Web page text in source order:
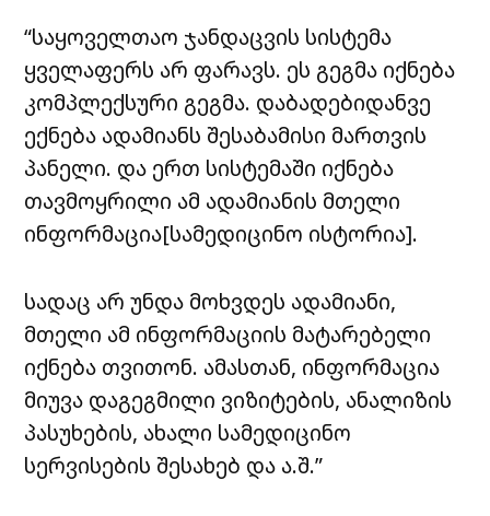
“საყოველთაო ჯანდაცვის სისტემა
ყველაფერს არ ფარავს. ეს გეგმა იქნება
კომპლექსური გეგმა. დაბადებიდანვე
ექნება ადამიანს შესაბამისი მართვის
პანელი. და ერთ სისტემაში იქნება
თავმოყრილი ამ ადამიანის მთელი
ინფორმაცია[სამედიცინო ისტორია].
სადაც არ უნდა მოხვდეს ადამიანი,
მთელი ამ ინფორმაციის მატარებელი
იქნება თვითონ. ამასთან, ინფორმაცია
მიუვა დაგეგმილი ვიზიტების, ანალიზის
პასუხების, ახალი სამედიცინო
სერვისების შესახებ და ა.შ.”